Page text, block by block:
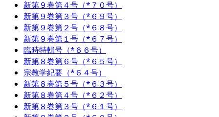
新第９巻第４号（*７０号）
新第９巻第３号（*６９号）
新第９巻第２号（*６８号）
新第９巻第１号（*６７号）
臨時特輯号（*６６号）
新第８巻第６号（*６５号）
宗教学紀要（*６４号）
新第８巻第５号（*６３号）
新第８巻第４号（*６２号）
新第８巻第３号（*６１号）